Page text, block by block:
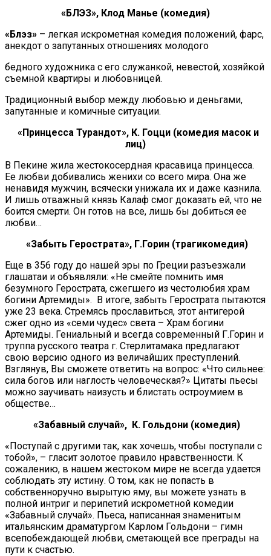
«БЛЭЗ», Клод Манье (комедия)
«Блэз» – легкая искрометная комедия положений, фарс,
анекдот о запутанных отношениях молодого
бедного художника с его служанкой, невестой, хозяйкой
съемной квартиры и любовницей.
Традиционный выбор между любовью и деньгами,
запутанные и комичные ситуации.
«Принцесса Турандот», К. Гоцци (комедия масок и
лиц)
В Пекине жила жестокосердная красавица принцесса.
Ее любви добивались женихи со всего мира. Она же
ненавидя мужчин, всячески унижала их и даже казнила.
И лишь отважный князь Калаф смог доказать ей, что не
боится смерти. Он готов на все, лишь бы добиться ее
любви…
«Забыть Герострата», Г.Горин (трагикомедия)
Еще в 356 году до нашей эры по Греции разъезжали
глашатаи и объявляли: «Не смейте помнить имя
безумного Герострата, сжегшего из честолюбия храм
богини Артемиды». В итоге, забыть Герострата пытаются
уже 23 века. Стремясь прославиться, этот антигерой
сжег одно из «семи чудес» света – Храм богини
Артемиды. Гениальный и всегда современный Г.Горин и
труппа русского театра г. Стерлитамака предлагают
свою версию одного из величайших преступлений.
Взглянув, Вы сможете ответить на вопрос: «Что сильнее:
сила богов или наглость человеческая?» Цитаты пьесы
можно заучивать наизусть и блистать остроумием в
обществе…
«Забавный случай», К. Гольдони (комедия)
«Поступай с другими так, как хочешь, чтобы поступали с
тобой», – гласит золотое правило нравственности. К
сожалению, в нашем жестоком мире не всегда удается
соблюдать эту истину. О том, как не попасть в
собственноручно вырытую яму, вы можете узнать в
полной интриг и перипетий искрометной комедии
«Забавный случай». Пьеса, написанная знаменитым
итальянским драматургом Карлом Гольдони – гимн
всепобеждающей любви, сметающей все преграды на
пути к счастью.